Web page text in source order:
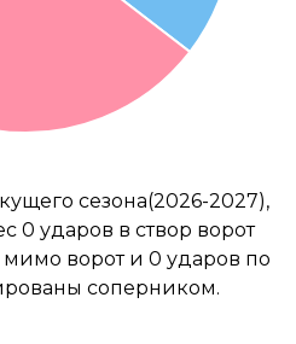
сезона(2026-2027),
0 ударов в створ ворот
ворот и 0 ударов по
соперником.